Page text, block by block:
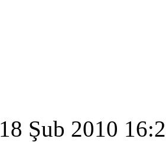
18 Şub 2010